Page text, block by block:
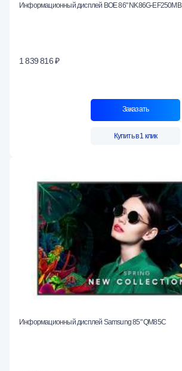
Информационный дисплей BOE 86" NK86G-EF250MB
1 839 816 ₽
Заказать
Купить в 1 клик
Информационный дисплей Samsung 85" QM85C